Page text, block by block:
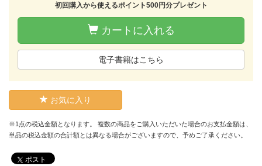
初回購入から使えるポイント500円分プレゼント
カートに入れる
電子書籍はこちら
お気に入り
※1点の税込金額となります。 複数の商品をご購入いただいた場合のお支払金額は、
単品の税込金額の合計額とは異なる場合がございますので、予めご了承ください。
ポスト